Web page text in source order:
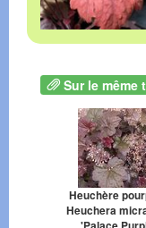
Sur le même
Heuchère
Heuchera